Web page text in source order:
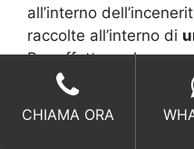
all’interno
raccolte all’interno di
Per effettuare la
modulo sostitutivo
disposizione
CHIAMA ORA